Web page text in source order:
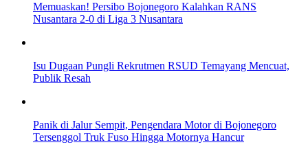
Memuaskan! Persibo Bojonegoro Kalahkan RANS
Nusantara 2-0 di Liga 3 Nusantara
Isu Dugaan Pungli Rekrutmen RSUD Temayang Mencuat,
Publik Resah
Panik di Jalur Sempit, Pengendara Motor di Bojonegoro
Tersenggol Truk Fuso Hingga Motornya Hancur